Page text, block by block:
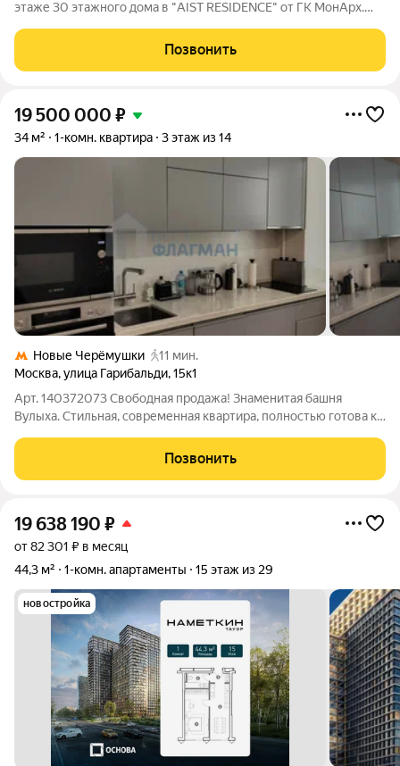
этаже 30 этажного дома в "AIST RESIDENCE" от ГК МонАрх.
стремится к гармонии между динамичной городской жизнью и
отдыхом на природе.
Позвонить
19 500 000 ₽
34 м² 1-комн. квартира 3 этаж из 14
Новые Черёмушки
11 мин.
Москва,улица Гарибальди,15к1
Арт. 140372073 Свободная продажа! Знаменитая башня
Вулыха. Стильная, современная квартира, полностью готова к
укомплектована мебелью и техникой, большой телевизор,
кондиционер. Не требуется дополнительных
Позвонить
19 638 190 ₽
от 82 301 ₽ в месяц
44,3 м²
1-комн. апартаменты 15 этаж из 29
новостройка